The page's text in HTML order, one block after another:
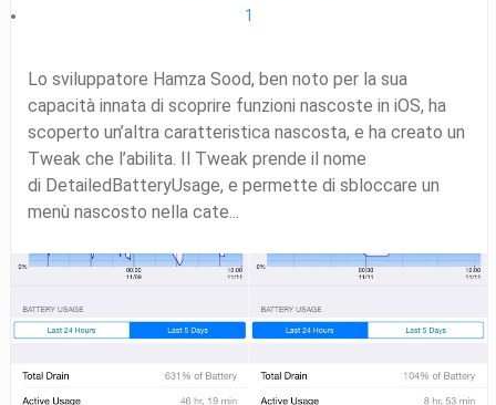
1
Lo sviluppatore Hamza Sood, ben noto per la sua
capacità innata di scoprire funzioni nascoste in iOS, ha
scoperto un’altra caratteristica nascosta, e ha creato un
Tweak che l’abilita. Il Tweak prende il nome
di DetailedBatteryUsage, e permette di sbloccare un
menù nascosto nella cate...